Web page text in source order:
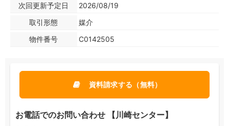
次回更新予定日
2026/08/19
取引形態
媒介
物件番号
C0142505
資料請求する（無料）
お電話でのお問い合わせ 【川崎センター】